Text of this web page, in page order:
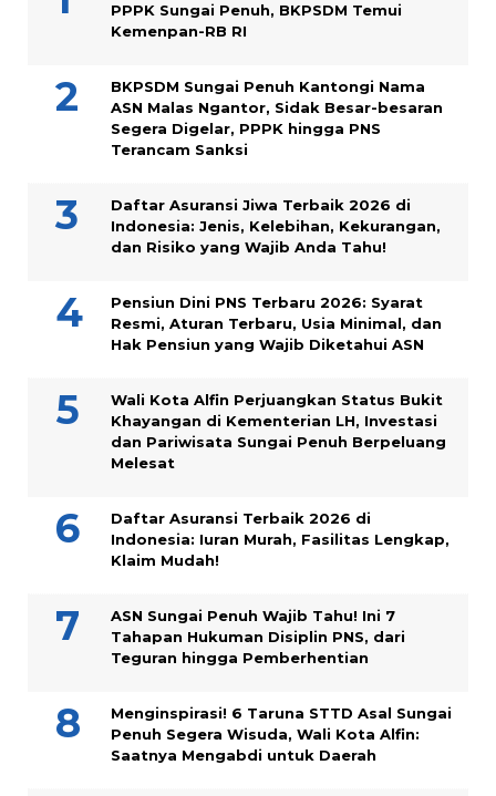
PPPK Sungai Penuh, BKPSDM Temui
Kemenpan-RB RI
BKPSDM Sungai Penuh Kantongi Nama
ASN Malas Ngantor, Sidak Besar-besaran
Segera Digelar, PPPK hingga PNS
Terancam Sanksi
Daftar Asuransi Jiwa Terbaik 2026 di
Indonesia: Jenis, Kelebihan, Kekurangan,
dan Risiko yang Wajib Anda Tahu!
Pensiun Dini PNS Terbaru 2026: Syarat
Resmi, Aturan Terbaru, Usia Minimal, dan
Hak Pensiun yang Wajib Diketahui ASN
Wali Kota Alfin Perjuangkan Status Bukit
Khayangan di Kementerian LH, Investasi
dan Pariwisata Sungai Penuh Berpeluang
Melesat
Daftar Asuransi Terbaik 2026 di
Indonesia: Iuran Murah, Fasilitas Lengkap,
Klaim Mudah!
ASN Sungai Penuh Wajib Tahu! Ini 7
Tahapan Hukuman Disiplin PNS, dari
Teguran hingga Pemberhentian
Menginspirasi! 6 Taruna STTD Asal Sungai
Penuh Segera Wisuda, Wali Kota Alfin:
Saatnya Mengabdi untuk Daerah